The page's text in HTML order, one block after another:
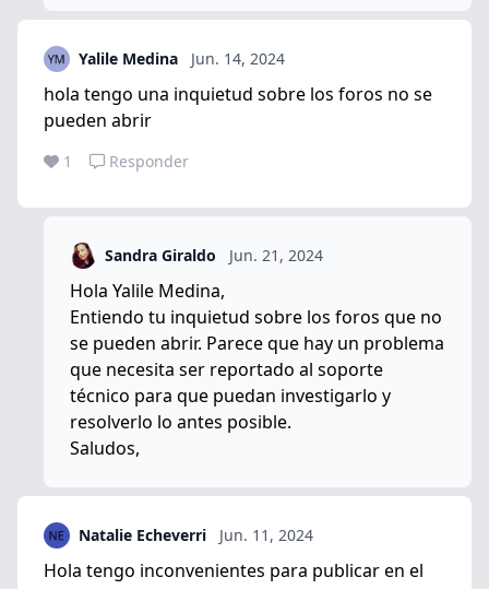
Yalile Medina Jun. 14, 2024
hola tengo una inquietud sobre los foros no se
pueden abrir
1 Responder
Sandra Giraldo Jun. 21, 2024
Hola Yalile Medina,
Entiendo tu inquietud sobre los foros que no
se pueden abrir. Parece que hay un problema
que necesita ser reportado al soporte
técnico para que puedan investigarlo y
resolverlo lo antes posible.
Saludos,
Natalie Echeverri Jun. 11, 2024
Hola tengo inconvenientes para publicar en el